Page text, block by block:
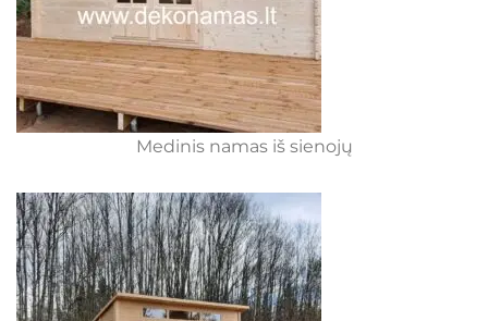
Medinis namas iš sienojų